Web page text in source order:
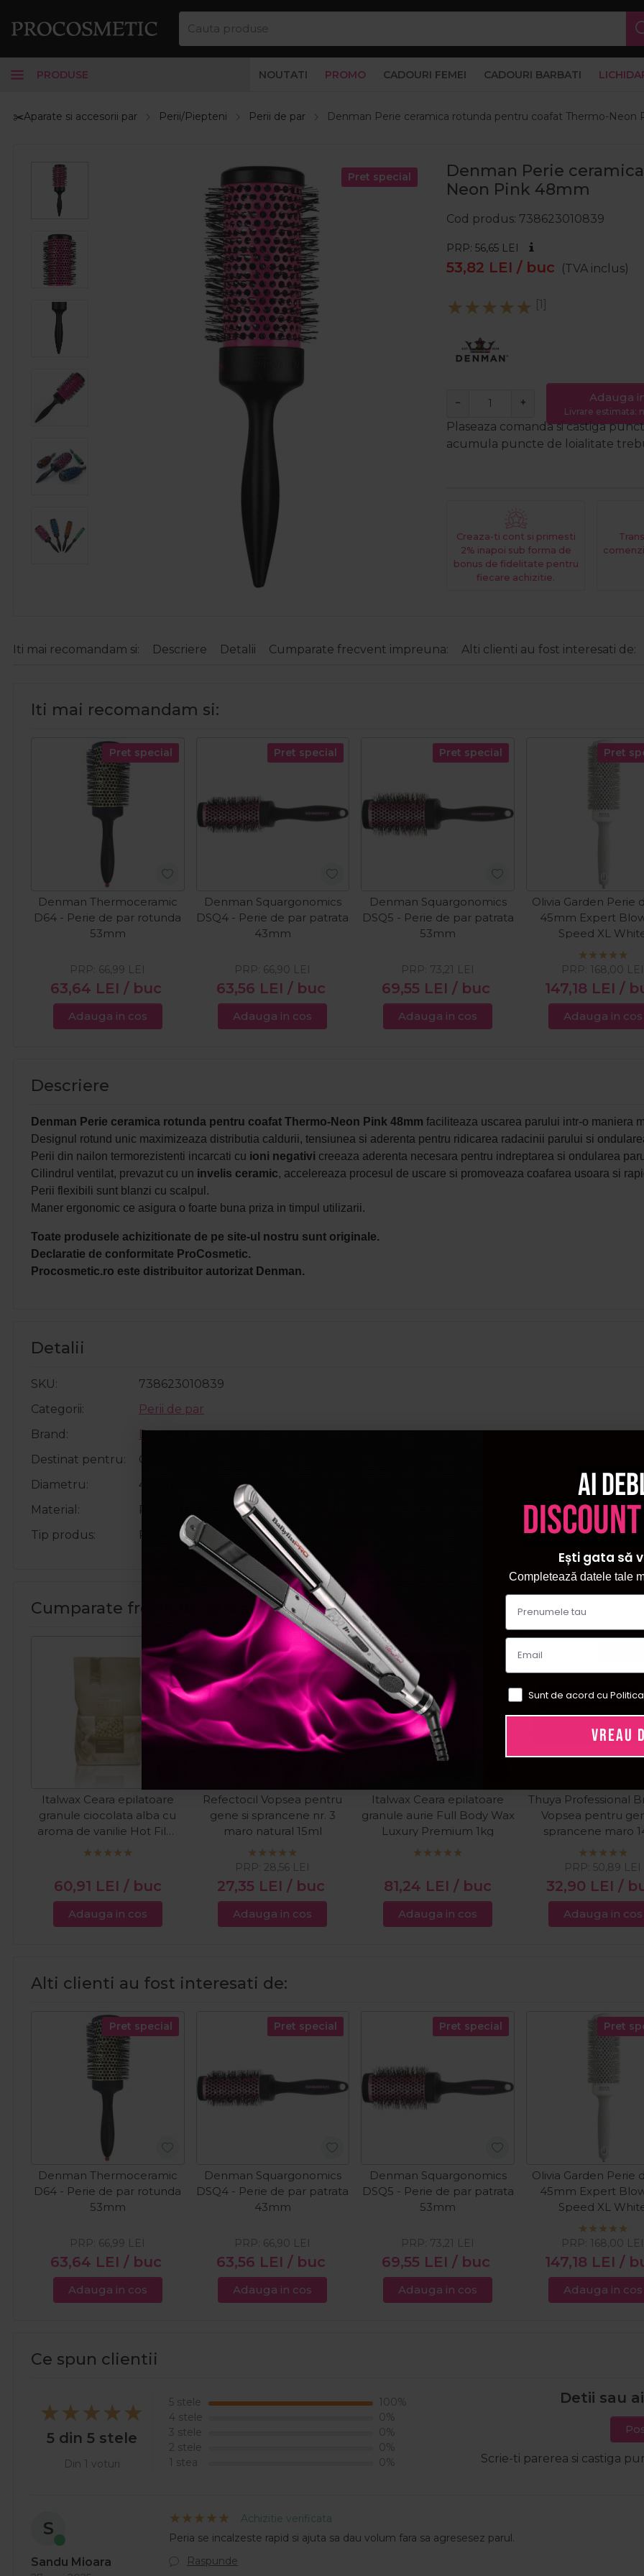
PRODUSE NOUTATI PROMO CADOURI FEMEI CADOURI BARBATI
✂️Aparate si accesorii par Perii/Piepteni Perii de par Denman Perie ceramica rotunda pentru coafat Thermo-Neon
Pret special
Denman Perie
Neon Pink 48mm
Cod produs 738623010839
PRP: 56,65 LEI
53,82 LEI / buc (TVA inclus)
[1]
− + Adauga
Livrare estimata:
Plaseaza comanda si castiga
acumula puncte de loialitate
Creaza-ti cont si primesti
2% inapoi sub forma de
bonus de fidelitate pentru
fiecare achizitie.
Iti mai recomandam si: Descriere Detalii Cumparate frecvent impreuna: Alti clienti au fost interesati de:
Iti mai recomandam si:
Pret special
Denman Thermoceramic
D64 - Perie de par rotunda
53mm
63,64 LEI / buc
PRP: 66,99 LEI
Adauga in cos
Pret special
Denman Squargonomics
DSQ4 - Perie de par patrata
43mm
63,56 LEI / buc
PRP: 66,90 LEI
Adauga in cos
Pret special
Denman Squargonomics
DSQ5 - Perie de par patrata
53mm
69,55 LEI / buc
PRP: 73,21 LEI
Adauga in cos
Pret
Olivia Garden Perie
45mm Expert
Speed XL
147,18 LEI /
PRP: 168,00 LEI
Adauga in cos
Descriere
Denman Perie ceramica rotunda pentru coafat Thermo-Neon Pink 48mm faciliteaza uscarea parului intr-o maniera
Designul rotund unic maximizeaza distributia caldurii, tensiunea si aderenta pentru ridicarea radacinii parului si
Perii din nailon termorezistenti incarcati cu ioni negativi creeaza aderenta necesara pentru indreptarea si ondularea
Cilindrul ventilat, prevazut cu un invelis ceramic, accelereaza procesul de uscare si promoveaza coafarea usoara si
Perii flexibili sunt blanzi cu scalpul.
Maner ergonomic ce asigura o foarte buna priza in timpul utilizarii.
Toate produsele achizitionate de pe site-ul nostru sunt originale.
Declaratie de conformitate ProCosmetic.
Procosmetic.ro este distribuitor autorizat Denman.
Detalii
SKU
738623010839
Categorii
Perii de par
Brand
Denman
Destinat pentru
Coafat
Diametru
48mm
Material
Peri din nailon
Tip produs
Perie ceramica
Cumparate frecvent impreuna:
Italwax Ceara epilatoare
granule ciocolata alba cu
aroma de vanilie Hot Film
Ciocolata Alba 1kg
60,91 LEI / buc
Adauga in cos
Pret special
Refectocil Vopsea pentru
gene si sprancene nr. 3
maro natural 15ml
27,35 LEI / buc
PRP: 28,56 LEI
Adauga in cos
Italwax Ceara epilatoare
granule aurie Full Body Wax
Luxury Premium 1kg
81,24 LEI / buc
Adauga in cos
Thuya Professional
Vopsea pentru
sprancene maro
32,90 LEI /
PRP: 50,89 LEI
Adauga in cos
Alti clienti au fost interesati de:
Pret special
Denman Thermoceramic
D64 - Perie de par rotunda
53mm
63,64 LEI / buc
PRP: 66,99 LEI
Adauga in cos
Pret special
Denman Squargonomics
DSQ4 - Perie de par patrata
43mm
63,56 LEI / buc
PRP: 66,90 LEI
Adauga in cos
Pret special
Denman Squargonomics
DSQ5 - Perie de par patrata
53mm
69,55 LEI / buc
PRP: 73,21 LEI
Adauga in cos
Pret
Olivia Garden Perie
45mm Expert
Speed XL
147,18 LEI /
PRP: 168,00 LEI
Adauga in cos
Ce spun clientii
5 din 5 stele
Din 1 voturi
5 stele
100%
4 stele
0%
3 stele
0%
2 stele
0%
1 stea
0%
Detii sau
Scrie-ti parerea si castiga
S
Sandu Mioara
Achizitie verificata
Peria se incalzeste rapid si ajuta sa dau volum fara sa agresesez parul.
Raspunde
Ai
Ești gata să
Completează datele tale
Sunt de acord cu
VREAU